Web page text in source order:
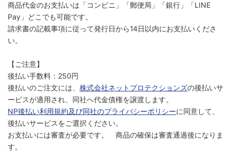
商品代金のお支払いは「コンビニ」「郵便局」「銀行」「LINE
Pay」どこでも可能です。
請求書の記載事項に従って発行日から14日以内にお支払いくださ
い。
【ご注意】
後払い手数料：250円
後払いのご注文には、 株式会社ネットプロテクションズの後払いサ
ービスが適用され、同社へ代金債権を譲渡します。
NP後払い利用規約及び同社のプライバシーポリシーに同意して、
後払いサービスをご選択ください。
お支払いには審査が必要です。 商品の確保は審査通過後になりま
す。